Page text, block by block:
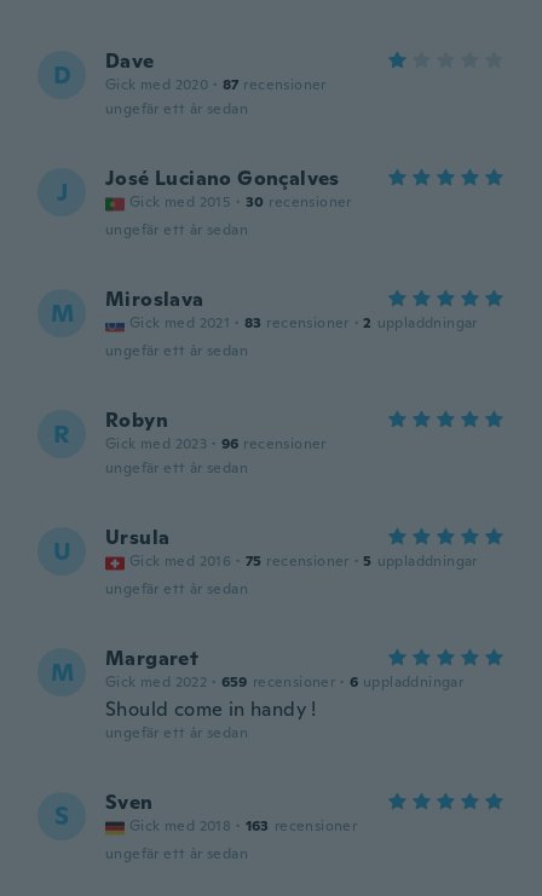
D Dave
Gick med 2020 · 87 recensioner
ungefär ett år sedan
J José Luciano Gonçalves
Gick med 2015 · 30 recensioner
ungefär ett år sedan
M Miroslava
Gick med 2021 · 83 recensioner · 2 uppladdningar
ungefär ett år sedan
R Robyn
Gick med 2023 · 96 recensioner
ungefär ett år sedan
U Ursula
Gick med 2016 · 75 recensioner · 5 uppladdningar
ungefär ett år sedan
M Margaret
Gick med 2022 · 659 recensioner · 6 uppladdningar
Should come in handy !
ungefär ett år sedan
S Sven
Gick med 2018 · 163 recensioner
ungefär ett år sedan